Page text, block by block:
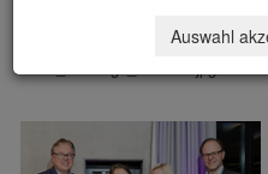
Auswahl